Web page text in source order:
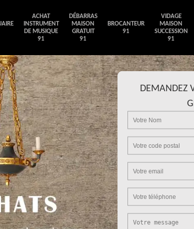
ACHAT
INSTRUMENT
DE MUSIQUE
91
DÉBARRAS
MAISON
GRATUIT
91
BROCANTEUR
91
VIDAGE
MAISON
SUCCESSION
91
DEMANDEZ